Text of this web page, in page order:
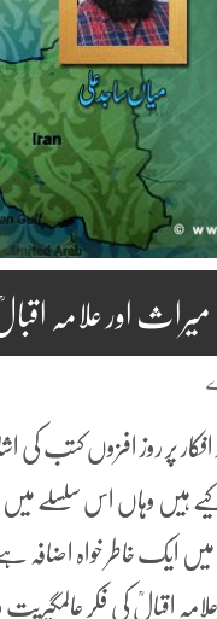
اور علامہ
افکار پر روز افزوں
ہیں وہاں اس سلسلے میں
ایک خاطر خواہ اضافہ
اقبالؒ کی فکر